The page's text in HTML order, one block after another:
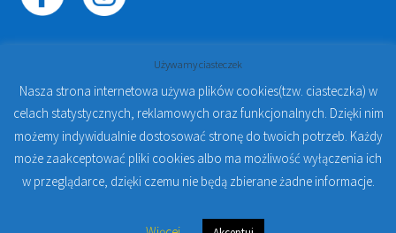
© 2023PROTO-FAN | Sklep Stomatologiczny Online i
Kursy Online Warszawa- Sklep stomatologiczny w
Warszawie | Jakub Zdybel Proto-Fan
Używamy ciasteczek
Nasza strona internetowa używa plików cookies(tzw. ciasteczka) w
celach statystycznych, reklamowych oraz funkcjonalnych. Dzięki nim
możemy indywidualnie dostosować stronę do twoich potrzeb. Każdy
może zaakceptować pliki cookies albo ma możliwość wyłączenia ich
w przeglądarce, dzięki czemu nie będą zbierane żadne informacje.